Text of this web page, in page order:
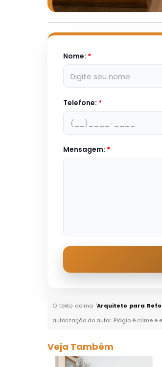
Nome: *
Telefone: *
Mensagem: *
O texto acima "Arquiteto para
autorização do autor. Plágio é crime e
Veja Também